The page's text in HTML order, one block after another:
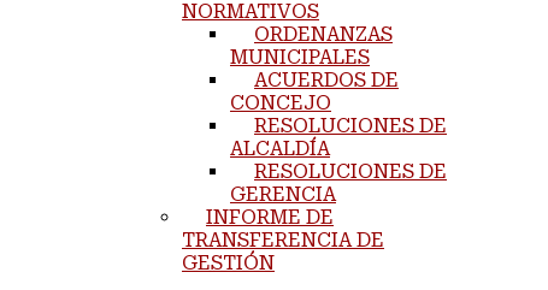
NORMATIVOS
ORDENANZAS
MUNICIPALES
ACUERDOS DE
CONCEJO
RESOLUCIONES DE
ALCALDÍA
RESOLUCIONES DE
GERENCIA
INFORME DE
TRANSFERENCIA DE
GESTIÓN